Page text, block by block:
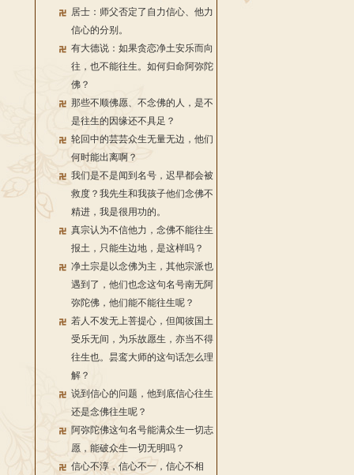
居士：师父否定了自力信心、他力
信心的分别。
有大德说：如果贪恋净土安乐而向
往，也不能往生。如何归命阿弥陀
佛？
那些不顺佛愿、不念佛的人，是不
是往生的因缘还不具足？
轮回中的芸芸众生无量无边，他们
何时能出离啊？
我们是不是闻到名号，迟早都会被
救度？我先生和我孩子他们念佛不
精进，我是很用功的。
真宗认为不信他力，念佛不能往生
报土，只能生边地，是这样吗？
净土宗是以念佛为主，其他宗派也
遇到了，他们也念这句名号南无阿
弥陀佛，他们能不能往生呢？
若人不发无上菩提心，但闻彼国土
受乐无间，为乐故愿生，亦当不得
往生也。昙鸾大师的这句话怎么理
解？
说到信心的问题，他到底信心往生
还是念佛往生呢？
阿弥陀佛这句名号能满众生一切志
愿，能破众生一切无明吗？
信心不淳，信心不一，信心不相